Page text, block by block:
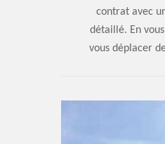
contrat avec
détaillé. En
vous déplacer